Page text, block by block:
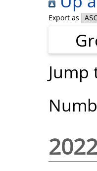
Export as
Jump